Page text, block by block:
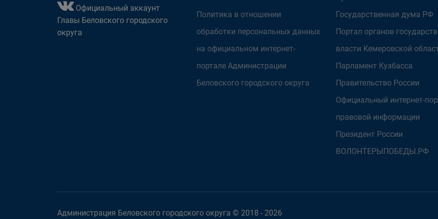
Официальный аккаунт
Главы Беловского городского
округа
Политика в отношении
обработки персональных данных
на официальном интернет-
портале Администрации
Беловского городского округа
Государственная дума РФ
Портал органов
власти Кемеровской
Парламент Кузбасса
Правительство России
Официальный интернет-
правовой информации
Президент России
ВОЛОНТЕРЫПОБЕДЫ.РФ
Администрация Беловского городского округа © 2018 - 2026